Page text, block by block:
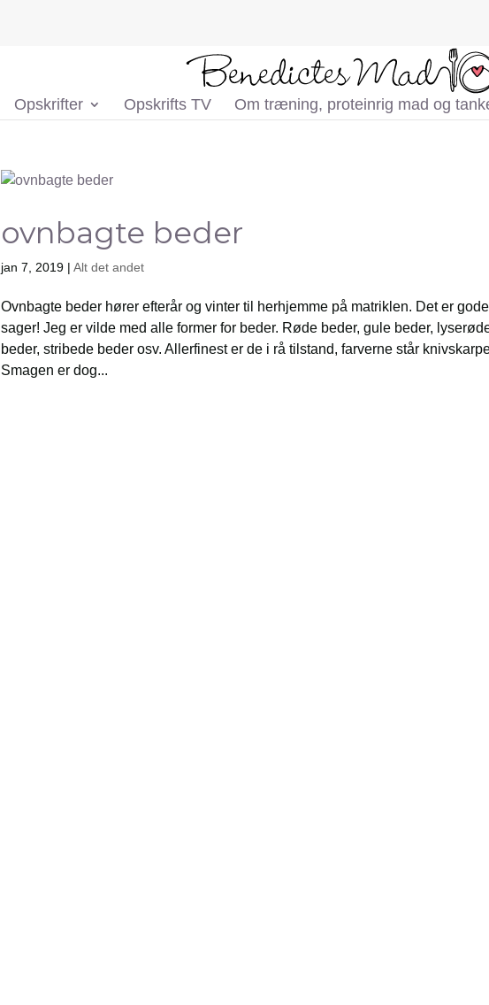
Opskrifter Opskrifts TV Om træning, proteinrig mad og
ovnbagte beder
jan 7, 2019 | Alt det andet
Ovnbagte beder hører efterår og vinter til herhjemme på matriklen. Det er gode
sager! Jeg er vilde med alle former for beder. Røde beder, gule beder,
beder, stribede beder osv. Allerfinest er de i rå tilstand, farverne står
Smagen er dog...